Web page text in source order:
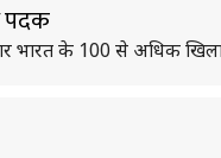
पदक
के 100 से अधिक